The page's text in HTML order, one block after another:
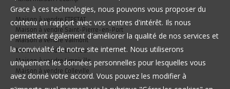
Maison à vendre ETRETAT
Maison à vendre Saint-Pierre-en-Port
Maison à vendre Valmont
Maison à vendre Le Tilleul
Maison à vendre Limpiville
Maison à vendre Colleville
Grace à ces technologies, nous pouvons vous proposer du
contenu en rapport avec vos centres d'intérêt. Ils nous
permettent également d'améliorer la qualité de nos services et
la convivialité de notre site internet. Nous utiliserons
uniquement les données personnelles pour lesquelles vous
avez donné votre accord. Vous pouvez les modifier à